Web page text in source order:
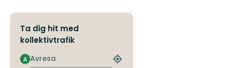
Ta dig hit med
kollektivtrafik
Avresa
A
Hitta